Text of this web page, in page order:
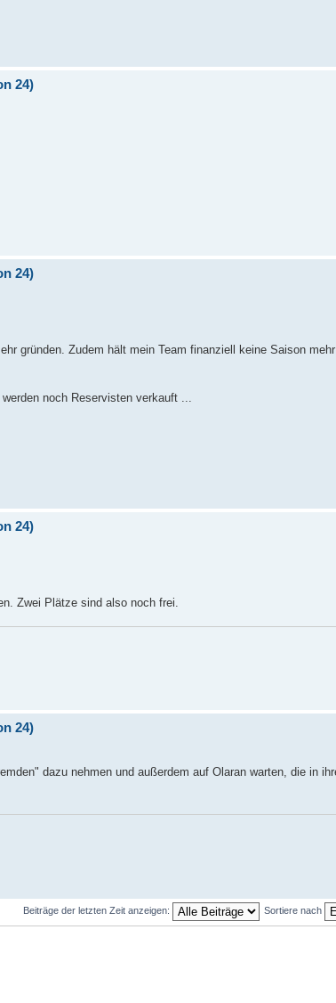
24)
24)
gründen. Zudem hält mein Team finanziell keine Saison
noch Reservisten verkauft ...
24)
Zwei Plätze sind also noch frei.
24)
dazu nehmen und außerdem auf Olaran warten, die in
Beiträge der letzten Zeit anzeigen: Sortiere nach